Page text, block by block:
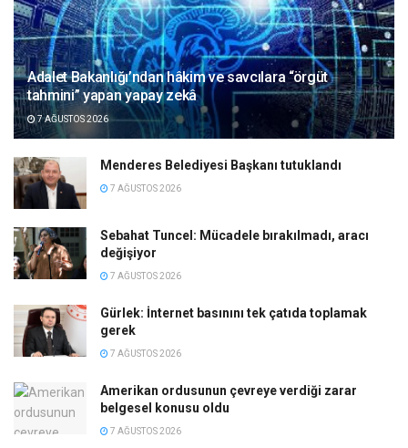
Adalet Bakanlığı’ndan hâkim ve savcılara “örgüt
tahmini” yapan yapay zekâ
7 AĞUSTOS 2026
Menderes Belediyesi Başkanı tutuklandı
7 AĞUSTOS 2026
Sebahat Tuncel: Mücadele bırakılmadı, aracı
değişiyor
7 AĞUSTOS 2026
Gürlek: İnternet basınını tek çatıda toplamak
gerek
7 AĞUSTOS 2026
Amerikan ordusunun çevreye verdiği zarar
belgesel konusu oldu
7 AĞUSTOS 2026